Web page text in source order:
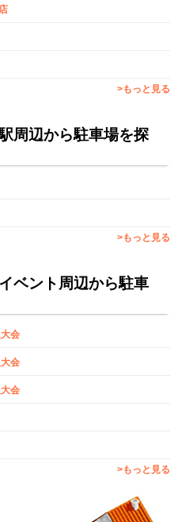
>もっと見る
周辺から駐車場を探
>もっと見る
ベント周辺から駐車
会
会
会
>もっと見る